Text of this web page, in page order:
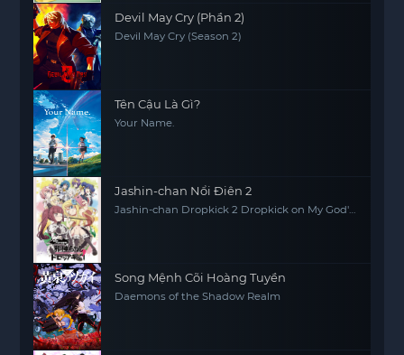
Devil May Cry (Phần 2)
Devil May Cry (Season 2)
Tên Cậu Là Gì?
Your Name.
Jashin-chan Nổi Điên 2
Jashin-chan Dropkick 2 Dropkick on My God'
Song Mệnh Cõi Hoàng Tuyền
Daemons of the Shadow Realm